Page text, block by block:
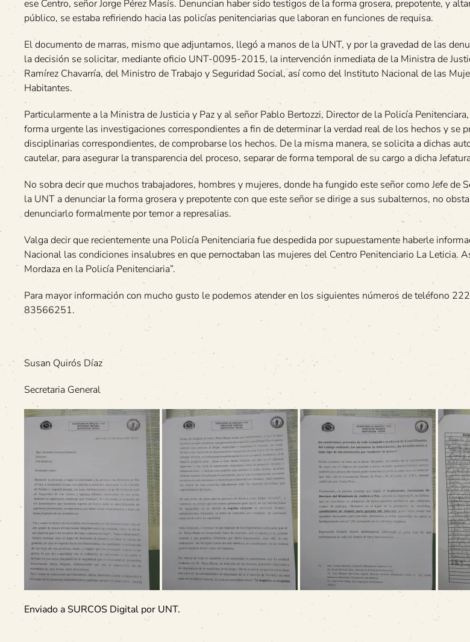
ese Centro, señor Jorge Pérez Masís. Denuncian haber sido testigos de la forma grosera, prepotente, y
público, se estaba refiriendo hacia las policías penitenciarias que laboran en funciones de requisa.
El documento de marras, mismo que adjuntamos, llegó a manos de la UNT, y por la gravedad de las
la decisión se solicitar, mediante oficio UNT-0095-2015, la intervención inmediata de la Ministra de
Ramírez Chavarría, del Ministro de Trabajo y Seguridad Social, así como del Instituto Nacional de las
Habitantes.
Particularmente a la Ministra de Justicia y Paz y al señor Pablo Bertozzi, Director de la Policía
forma urgente las investigaciones correspondientes a fin de determinar la verdad real de los hechos y se
disciplinarias correspondientes, de comprobarse los hechos. De la misma manera, se solicita a dichas
cautelar, para asegurar la transparencia del proceso, separar de forma temporal de su cargo a dicha
No sobra decir que muchos trabajadores, hombres y mujeres, donde ha fungido este señor como Jefe de
la UNT a denunciar la forma grosera y prepotente con que este señor se dirige a sus subalternos, no
denunciarlo formalmente por temor a represalias.
Valga decir que recientemente una Policía Penitenciaria fue despedida por supuestamente haberle
Nacional las condiciones insalubres en que pernoctaban las mujeres del Centro Penitenciario La Leticia.
Mordaza en la Policía Penitenciaria”.
Para mayor información con mucho gusto le podemos atender en los siguientes números de teléfono
83566251.
Susan Quirós Díaz
Secretaria General
Enviado a SURCOS Digital por UNT.